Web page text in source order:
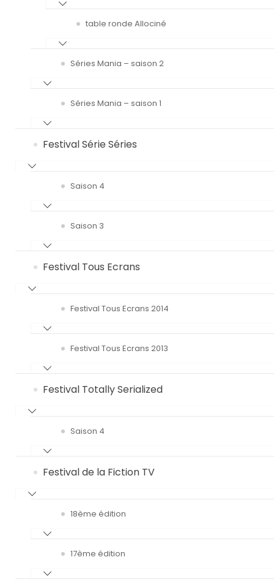
table ronde Allociné
Séries Mania – saison 2
Séries Mania – saison 1
Festival Série Séries
Saison 4
Saison 3
Festival Tous Ecrans
Festival Tous Ecrans 2014
Festival Tous Ecrans 2013
Festival Totally Serialized
Saison 4
Festival de la Fiction TV
18ème édition
17ème édition